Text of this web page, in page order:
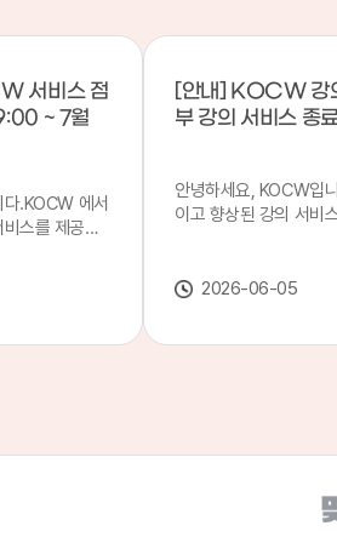
서비스 점
~ 7월
.KOCW 에서
스를 제공하
일시 : 7월 21
수) 08:00이
으니, 이 점 양
[안내] KOCW 강
부 강의 서비스 종
안녕하세요, KOCW입
이고 향상된 강의 서비
스가 종료될 예정이오니
종료 강의 안내 이관 작
었습니다. 서비스 종료
링크에서 확인하실 수
2026-06-05